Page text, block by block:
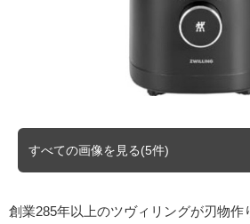
すべての画像を見る(5件)
創業285年以上のツヴィリングが刃物作